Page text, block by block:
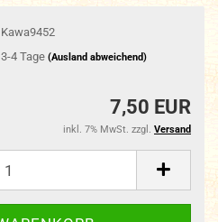
Kawa9452
3-4 Tage (Ausland abweichend)
7,50 EUR
inkl. 7% MwSt. zzgl. Versand